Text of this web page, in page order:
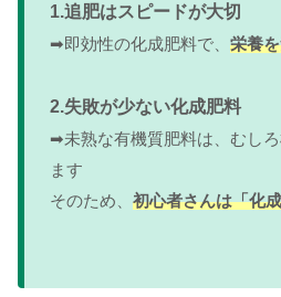
1.追肥はスピードが大切
➡即効性の化成肥料で、 栄養
2.失敗が少ない化成肥料
➡未熟な有機質肥料は、むし
ます
そのため、 初心者さんは「化